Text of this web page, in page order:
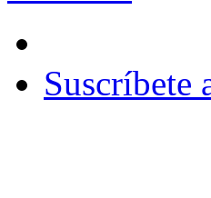
Suscríbete